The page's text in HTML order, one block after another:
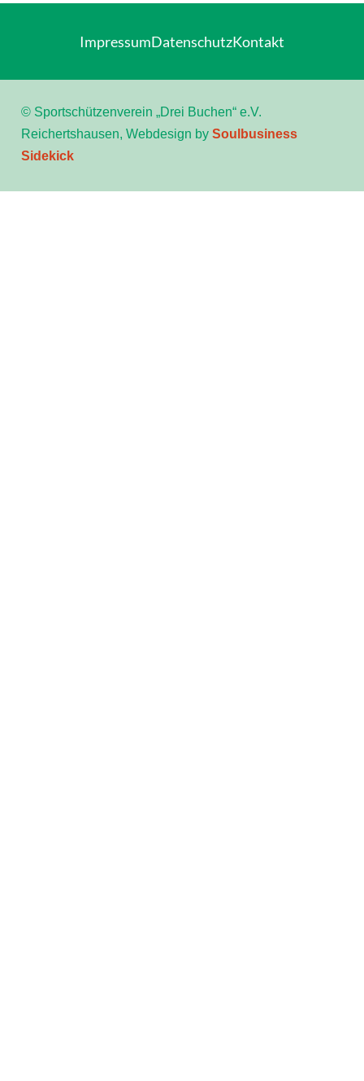
ImpressumDatenschutzKontakt
© Sportschützenverein „Drei Buchen“ e.V.
Reichertshausen, Webdesign by Soulbusiness
Sidekick